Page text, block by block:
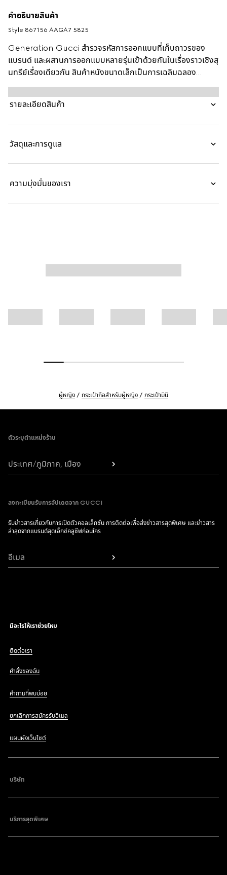
คำอธิบายสินค้า
Style ‎867156 AAGA7 5825
Generation Gucci สำรวจรหัสการออกแบบที่เก็บถาวรของ
แบรนด์ และผสานการออกแบบหลายรุ่นเข้าด้วยกันในเรื่องราวเชิงสุ
นทรีย์เรื่องเดียวกัน สินค้าหนังขนาดเล็กเป็นการเฉลิมฉลอง
Gucci Jackie 1961 ด้วยรูปทรงร่วมสมัยและการใช้งานได้หลาย
แบบ ผลิตจากหนัง สไตล์นี้สามารถสะพายไหล่หรือสะพายแบบคาด
ตัวได้ด้วยสายสะพายเพิ่มเติม และสามารถใส่อุปกรณ์ iPhone ได้
รายละเอียดสินค้า
วัสดุและการดูแล
ความมุ่งมั่นของเรา
ผู้หญิง กระเป๋าถือสำหรับผู้หญิง กระเป๋ามินิ
ตัวระบุตำแหน่งร้าน
ประเทศ/ภูมิภาค, เมือง
ลงทะเบียนรับการอัปเดตจาก GUCCI
รับข่าวสารเกี่ยวกับการเปิดตัวคอลเล็กชั่น การติดต่อเพื่อส่งข่าวสารสุดพิเศษ และข่าวสาร
ล่าสุดจากแบรนด์สุดเอ็กซ์คลูซีฟก่อนใคร
อีเมล
มีอะไรให้เราช่วยไหม
ติดต่อเรา
คำสั่งของฉัน
คำถามที่พบบ่อย
ยกเลิกการสมัครรับอีเมล
แผนผังเว็บไซต์
บริษัท
บริการสุดพิเศษ